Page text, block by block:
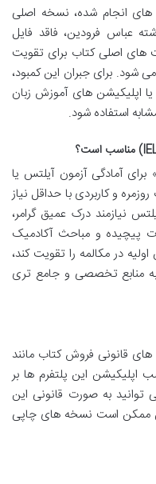
های انجام شده، نسخه اصلی
عباس فرودین، فاقد فایل
اصلی کتاب برای تقویت
برای جبران این کمبود،
اپلیکیشن های آموزش زبان
استفاده شود.
برای آمادگی آزمون آیلتس یا
و کاربردی با حداقل نیاز
نیازمند درک عمیق گرامر،
پیچیده و مباحث آکادمیک
در مکالمه را تقویت کند،
به منابع تخصصی و جامع تری
های قانونی فروش کتاب مانند
اپلیکیشن این پلتفرم ها بر
توانید به صورت قانونی این
ممکن است نسخه های چاپی